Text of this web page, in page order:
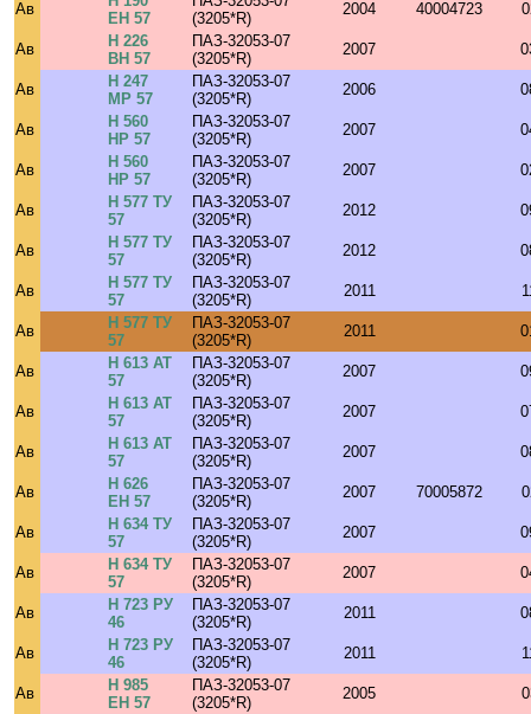
Ав
ЕН 57
(3205*R)
2004 40004723
Ав
Н 226
ВН 57
ПАЗ-32053-07
(3205*R)
2007
Ав
Н 247
МР 57
ПАЗ-32053-07
(3205*R)
2006
Ав
Н 560
НР 57
ПАЗ-32053-07
(3205*R)
2007
Ав
Н 560
НР 57
ПАЗ-32053-07
(3205*R)
2007
Ав
Н 577 ТУ
57
ПАЗ-32053-07
(3205*R)
2012
Ав
Н 577 ТУ
57
ПАЗ-32053-07
(3205*R)
2012
Ав
Н 577 ТУ
57
ПАЗ-32053-07
(3205*R)
2011
Ав
Н 577 ТУ
57
ПАЗ-32053-07
(3205*R)
2011
Ав
Н 613 АТ
57
ПАЗ-32053-07
(3205*R)
2007
Ав
Н 613 АТ
57
ПАЗ-32053-07
(3205*R)
2007
Ав
Н 613 АТ
57
ПАЗ-32053-07
(3205*R)
2007
Ав
Н 626
ЕН 57
ПАЗ-32053-07
(3205*R)
2007 70005872
Ав
Н 634 ТУ
57
ПАЗ-32053-07
(3205*R)
2007
Ав
Н 634 ТУ
57
ПАЗ-32053-07
(3205*R)
2007
Ав
Н 723 РУ
46
ПАЗ-32053-07
(3205*R)
2011
Ав
Н 723 РУ
46
ПАЗ-32053-07
(3205*R)
2011
Ав
Н 985
ЕН 57
ПАЗ-32053-07
(3205*R)
2005